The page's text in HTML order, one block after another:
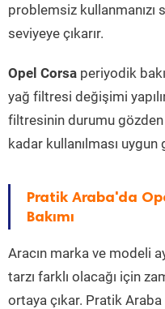
problemsiz kullanmanızı
seviyeye çıkarır.
Opel Corsa periyodik
yağ filtresi değişimi
filtresinin durumu
kadar kullanılması
Pratik Araba'da
Bakımı
Aracın marka ve modeli
tarzı farklı olacağı için
ortaya çıkar. Pratik